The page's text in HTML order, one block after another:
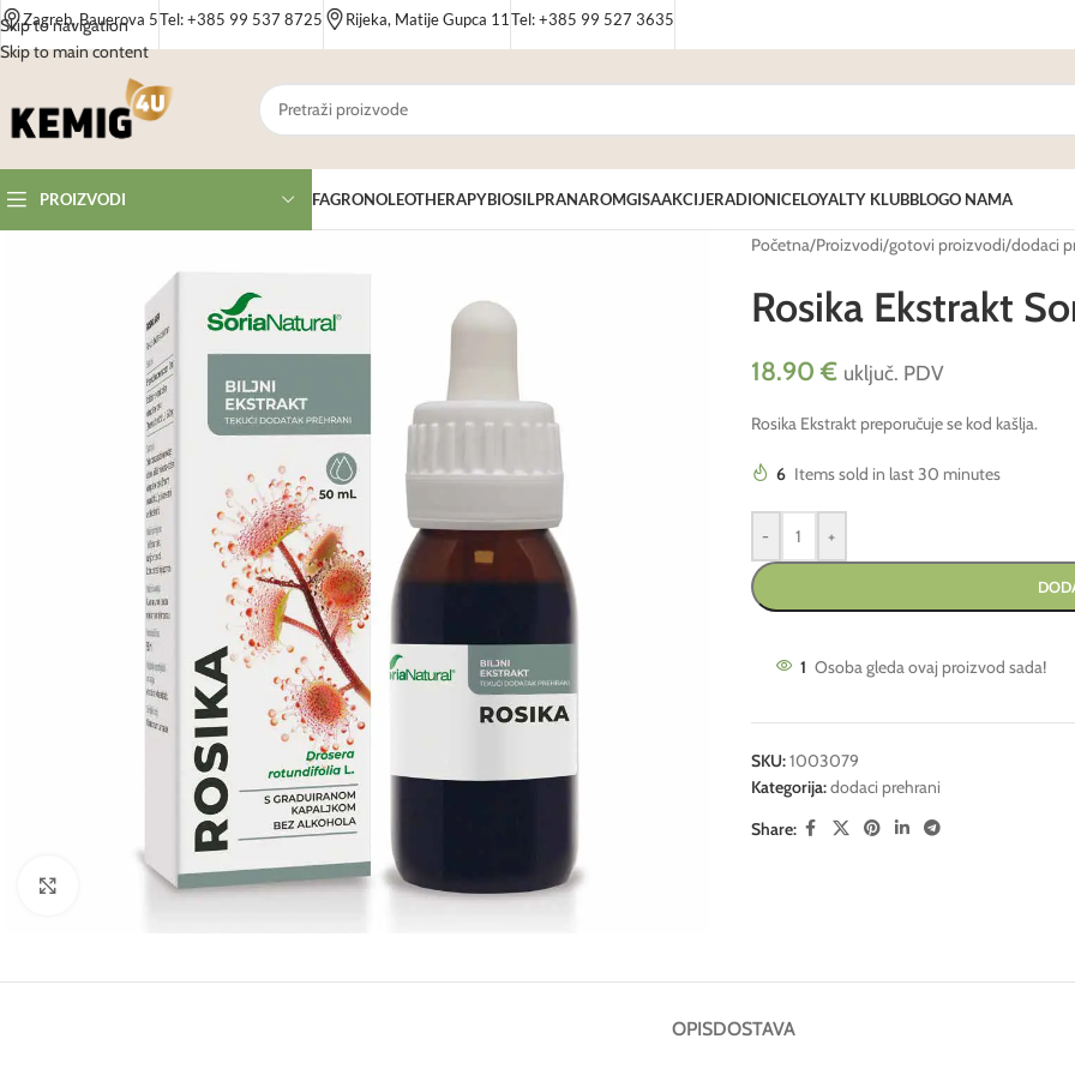
Skip to navigation
Skip to main content
Zagreb, Bauerova 5Tel: +385 99 537 8725 Rijeka, Matije Gupca 11 Tel: +385 99 527 3635
PROIZVODI FAGRONOLEOTHERAPYBIOSILPRANAROMGISAAKCIJERADIONICELOYALTY KLUBBLOGO NAMA
Click to enlarge
Početna/Proizvodi/gotovi proizvodi/dodaci
Rosika Ekstrakt
18.90€ uključ. PDV
Rosika Ekstrakt preporučuje se kod kašlja.
6 Items sold in last 30 minutes
- +
1 Osoba gleda ovaj proizvod sada!
SKU:1003079
Kategorija:dodaci prehrani
Share:
OPISDOSTAVA